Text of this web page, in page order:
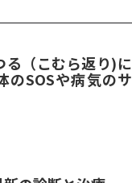
る（こむら返り)に
のSOSや病気のサ